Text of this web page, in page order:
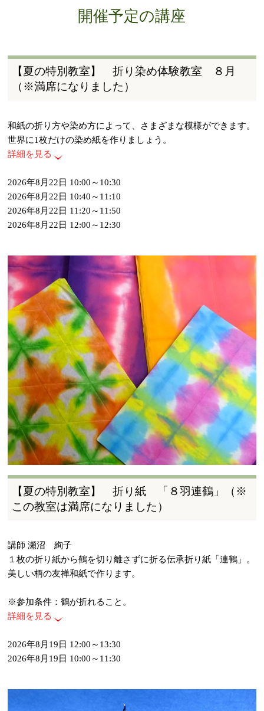
開催予定の講座
【夏の特別教室】 折り染め体験教室 ８月
（※満席になりました）
和紙の折り方や染め方によって、さまざまな模様ができます。
世界に1枚だけの染め紙を作りましょう。
詳細を見る
2026年8月22日 10:00～10:30
2026年8月22日 10:40～11:10
2026年8月22日 11:20～11:50
2026年8月22日 12:00～12:30
【夏の特別教室】 折り紙 「８羽連鶴」（※
この教室は満席になりました）
講師 瀬沼 絢子
１枚の折り紙から鶴を切り離さずに折る伝承折り紙「連鶴」。
美しい柄の友禅和紙で作ります。
※参加条件：鶴が折れること。
詳細を見る
2026年8月19日 12:00～13:30
2026年8月19日 10:00～11:30